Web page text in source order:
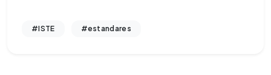
#ISTE #estandares